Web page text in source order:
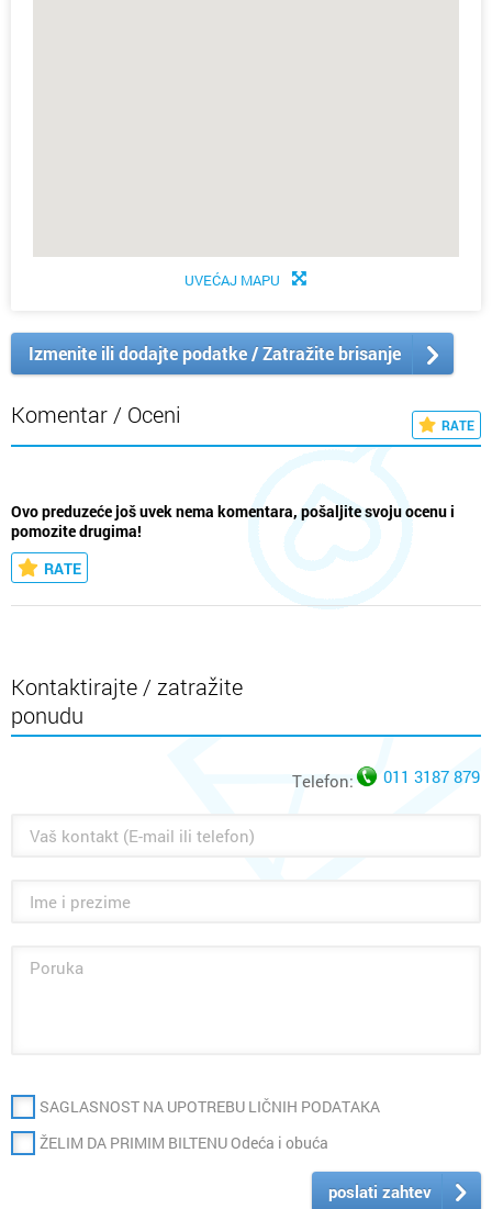
UVEĆAJ MAPU
Izmenite ili dodajte podatke / Zatražite brisanje
Komentar / Oceni RATE
Ovo preduzeće još uvek nema komentara, pošaljite svoju ocenu i
pomozite drugima!
RATE
Kontaktirajte / zatražite
ponudu
Telefon: 011 3187 879
SAGLASNOST NA UPOTREBU LIČNIH PODATAKA
ŽELIM DA PRIMIM BILTENU Odeća i obuća
poslati zahtev